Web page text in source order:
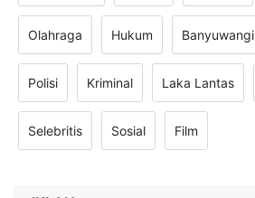
Olahraga Hukum Banyuwangi
Polisi Kriminal Laka Lantas
Selebritis Sosial Film